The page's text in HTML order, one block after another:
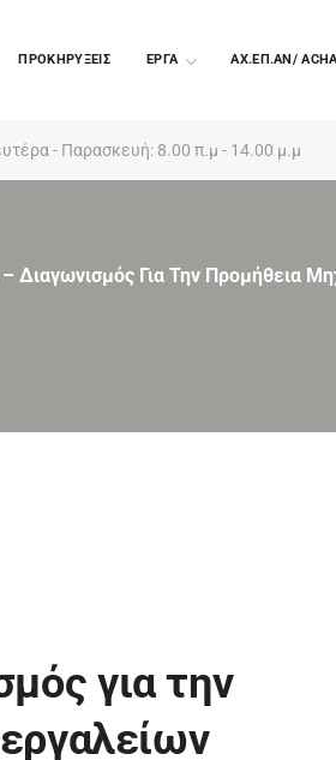
ΠΡΟΚΗΡΥΞΕΙΣ EΡΓΑ ΑΧ.ΕΠ.ΑΝ/
- Παρασκευή: 8.00 π.μ - 14.00 μ.μ
Για Την Προμήθεια
για την